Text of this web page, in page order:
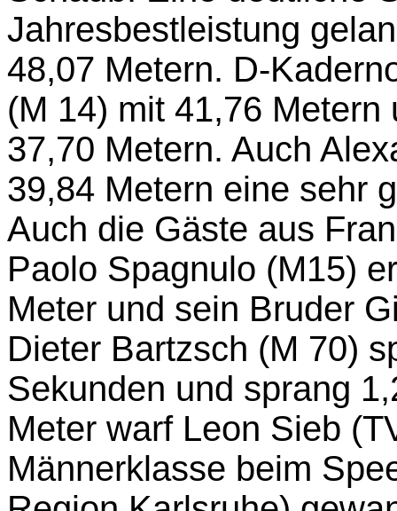
Jahresbestleistung
48,07 Metern. D-
(M 14) mit 41,76 Metern
37,70 Metern. Auch
39,84 Metern eine sehr
Auch die Gäste aus
Paolo Spagnulo (M15)
Meter und sein Bruder
Dieter Bartzsch (M 70)
Sekunden und sprang
Meter warf Leon Sieb
Männerklasse beim